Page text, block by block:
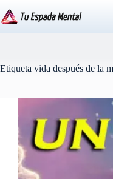
al
contenido
Etiqueta vida después de la